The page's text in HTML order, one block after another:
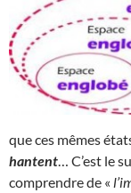
que ces mêmes
hantent … C’est le
comprendre de «